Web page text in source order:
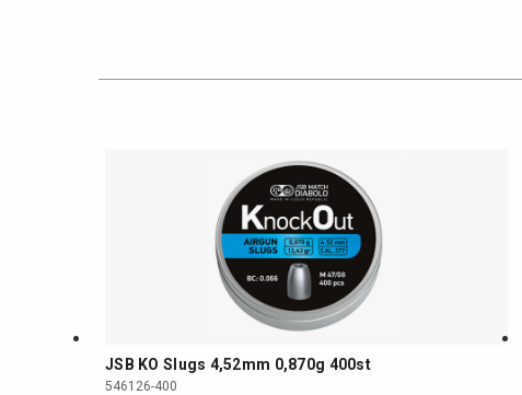
JSB KO Slugs 4,52mm 0,870g 400st
546126-400